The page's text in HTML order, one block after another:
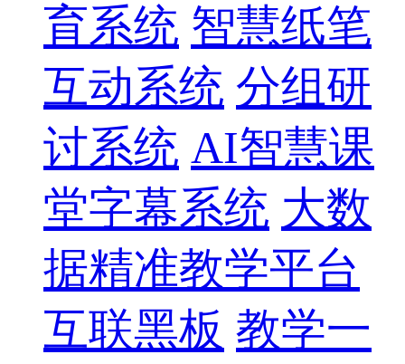
育系统 智慧纸笔
互动系统 分组研
讨系统 AI智慧课
堂字幕系统 大数
据精准教学平台
互联黑板 教学一